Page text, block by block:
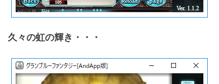
久々の虹の輝き・・・